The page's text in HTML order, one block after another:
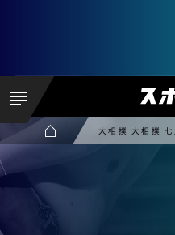
大相撲 大相撲